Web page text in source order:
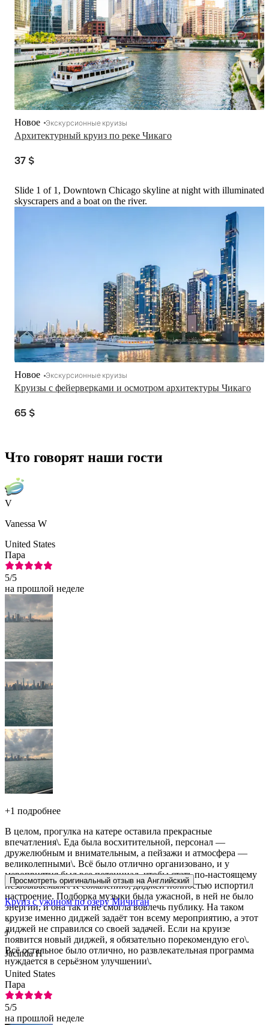
Архитектурный круиз по реке Чикаго
Новое Экскурсионные круизы
37 $
Slide 1 of 1, Downtown Chicago skyline at night with illuminated
skyscrapers and a boat on the river.
Круизы с фейерверками и осмотром архитектуры Чикаго
Новое Экскурсионные круизы
65 $
Что говорят наши гости
V
Vanessa W
United States
Пара
5/5
на прошлой неделе
+1 подробнее
В целом, прогулка на катере оставила прекрасные
впечатления\. Еда была восхитительной, персонал —
дружелюбным и внимательным, а пейзажи и атмосфера —
великолепными\. Всё было отлично организовано, и у
мероприятия был все потенциал, чтобы стать по-настоящему
незабываемым\. К сожалению, диджей полностью испортил
настроение. Подборка музыки была ужасной, в ней не было
энергии, и она так и не смогла вовлечь публику. На таком
круизе именно диджей задаёт тон всему мероприятию, а этот
диджей не справился со своей задачей. Если на круизе
появится новый диджей, я обязательно порекомендую его\.
Всё остальное было отлично, но развлекательная программа
нуждается в серьёзном улучшении\.
Просмотреть оригинальный отзыв на Английский
Круиз с ужином по озеру Мичиган
J
Jacinda H
United States
Пара
5/5
на прошлой неделе